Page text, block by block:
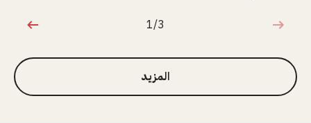
1 من 3
1/3
المزيد